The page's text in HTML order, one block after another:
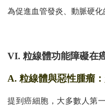
為促進血管發炎、動脈硬化
VI. 粒線體功能障礙在
A. 粒線體與惡性腫瘤
提到癌細胞，大多數人第